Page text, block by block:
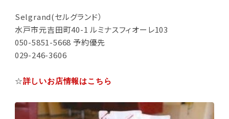
Selgrand(セルグランド）
水戸市元吉田町40-1 ルミナスフィオーレ103
050-5851-5668 予約優先
029-246-3606
☆詳しいお店情報はこちら